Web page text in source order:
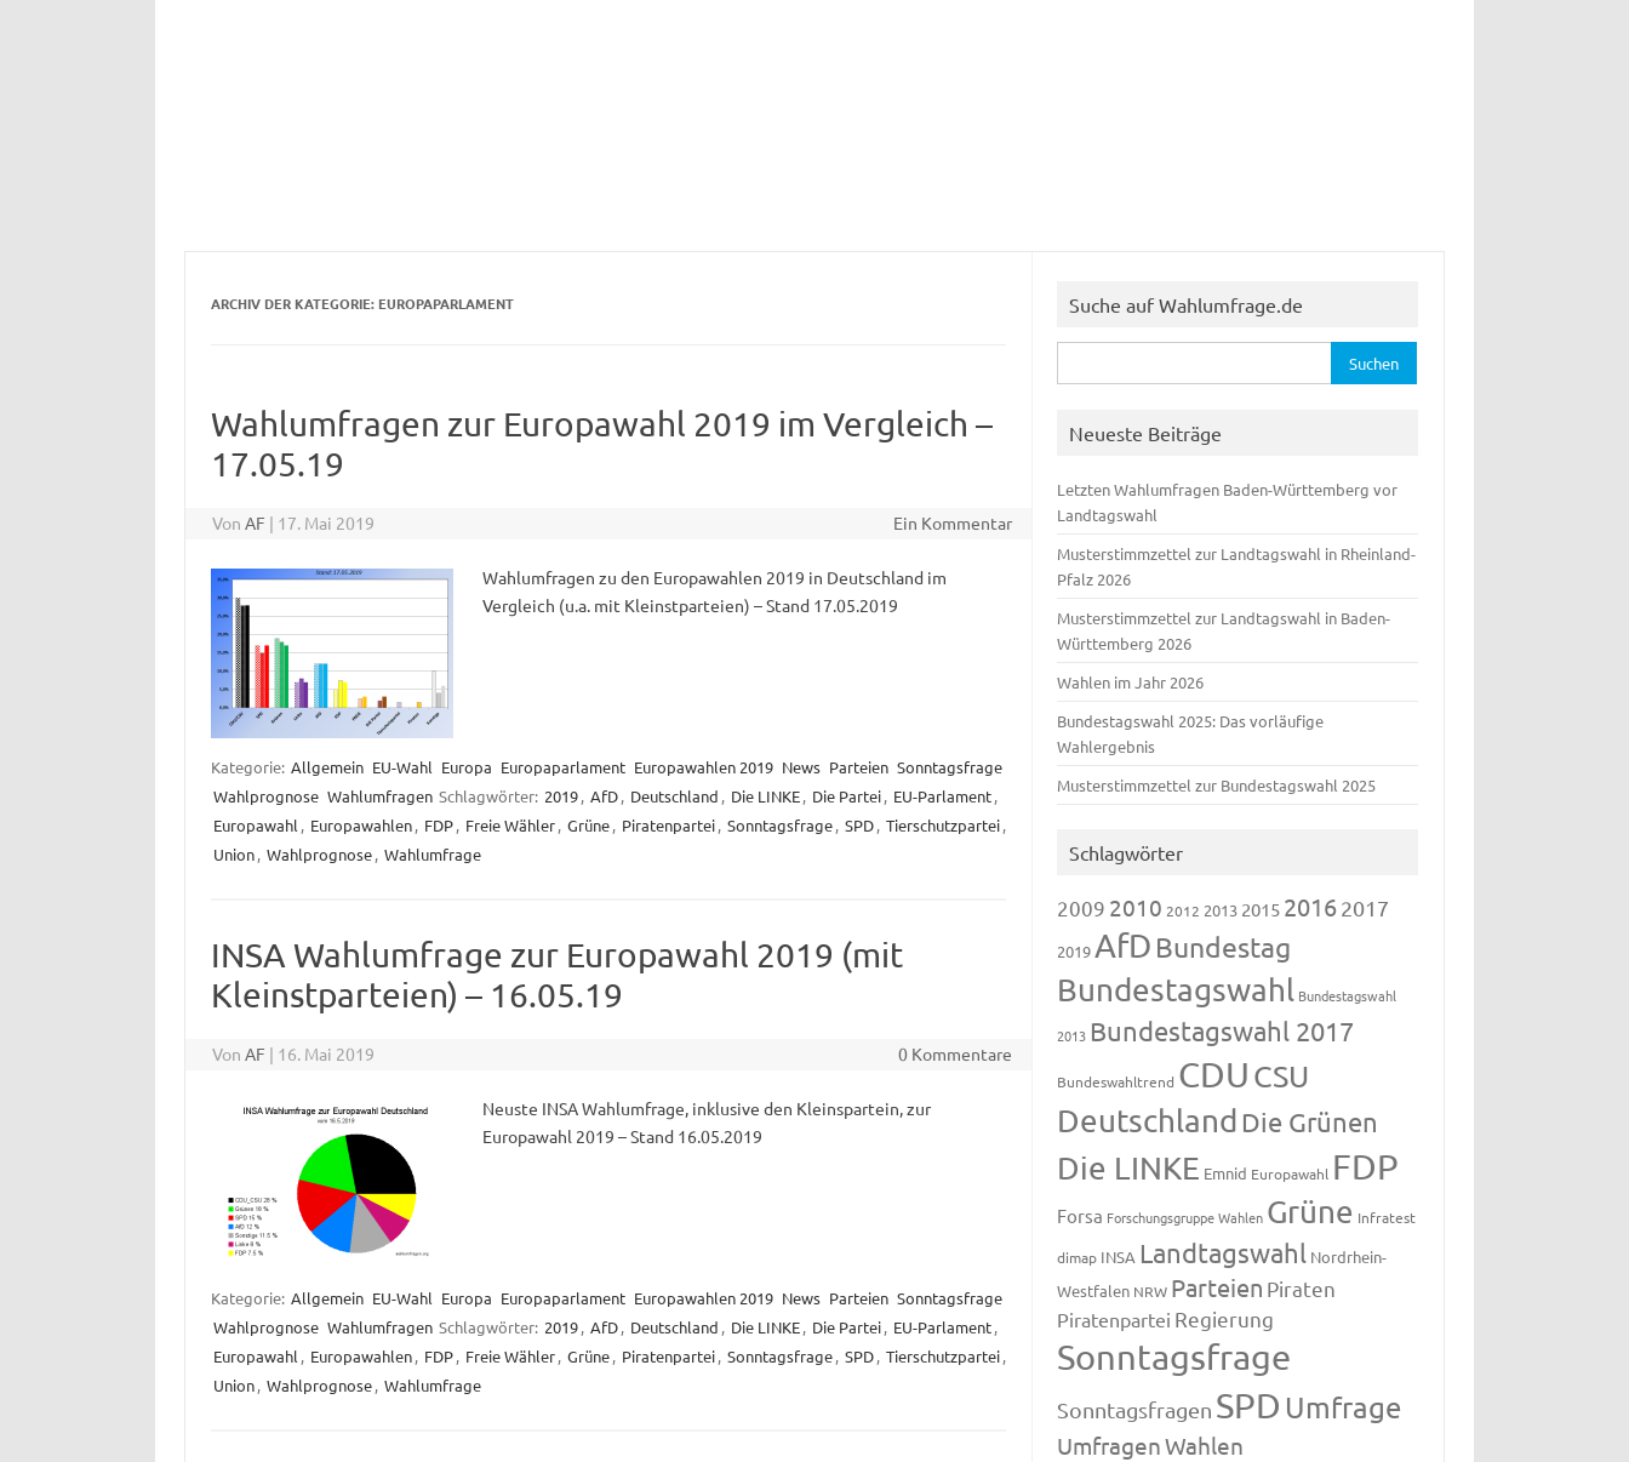
ARCHIV DER KATEGORIE: EUROPAPARLAMENT
Wahlumfragen zur Europawahl 2019 im Vergleich –
17.05.19
VonAF | 17. Mai 2019 Ein Kommentar
Wahlumfragen zu den Europawahlen 2019 in Deutschland im
Vergleich (u.a. mit Kleinstparteien) – Stand 17.05.2019
Kategorie: Allgemein EU-Wahl Europa Europaparlament Europawahlen 2019 News Parteien Sonntagsfrage
Wahlprognose Wahlumfragen Schlagwörter: 2019, AfD, Deutschland , Die LINKE, Die Partei, EU-Parlament,
Europawahl , Europawahlen, FDP, Freie Wähler, Grüne, Piratenpartei, Sonntagsfrage, SPD, Tierschutzpartei,
Union, Wahlprognose, Wahlumfrage
INSA Wahlumfrage zur Europawahl 2019 (mit
Kleinstparteien) – 16.05.19
VonAF | 16. Mai 2019 0 Kommentare
Neuste INSA Wahlumfrage, inklusive den Kleinspartein, zur
Europawahl 2019 – Stand 16.05.2019
Kategorie: Allgemein EU-Wahl Europa Europaparlament Europawahlen 2019 News Parteien Sonntagsfrage
Wahlprognose Wahlumfragen Schlagwörter: 2019, AfD, Deutschland , Die LINKE, Die Partei, EU-Parlament,
Europawahl , Europawahlen, FDP, Freie Wähler, Grüne, Piratenpartei, Sonntagsfrage, SPD, Tierschutzpartei,
Union, Wahlprognose, Wahlumfrage
Suche auf Wahlumfrage.de
nach:
Neueste Beiträge
Letzten Wahlumfragen Baden-Württemberg vor
Landtagswahl
Musterstimmzettel zur Landtagswahl in Rheinland-
Pfalz 2026
Musterstimmzettel zur Landtagswahl in Baden-
Württemberg 2026
Wahlen im Jahr 2026
Bundestagswahl 2025: Das vorläufige
Wahlergebnis
Musterstimmzettel zur Bundestagswahl 2025
Schlagwörter
2009 2010 2012 2013 2015 20162017
2019AfD Bundestag
Bundestagswahl Bundestagswahl
2013 Bundestagswahl 2017
Bundeswahltrend CDUCSU
Deutschland Die Grünen
Die LINKE Emnid Europawahl FDP
Forsa Forschungsgruppe Wahlen Grüne Infratest
dimap INSA Landtagswahl Nordrhein-
Westfalen NRW Parteien Piraten
Piratenpartei Regierung
Sonntagsfrage
Sonntagsfragen SPD Umfrage
UmfragenWahlen